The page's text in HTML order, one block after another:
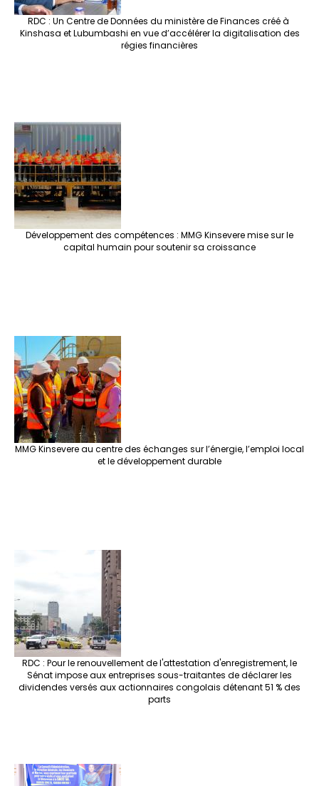
RDC : Un Centre de Données du ministère de Finances créé à
Kinshasa et Lubumbashi en vue d’accélérer la digitalisation des
régies financières
Développement des compétences : MMG Kinsevere mise sur le
capital humain pour soutenir sa croissance
MMG Kinsevere au centre des échanges sur l’énergie, l’emploi local
et le développement durable
RDC : Pour le renouvellement de l'attestation d'enregistrement, le
Sénat impose aux entreprises sous-traitantes de déclarer les
dividendes versés aux actionnaires congolais détenant 51 % des
parts